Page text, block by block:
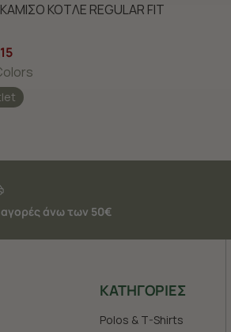
ΚΟΤΛΕ REGULAR FIT
άνω των 50€
ΚΑΤΗΓΟΡΙΕΣ
Polos & T-Shirts